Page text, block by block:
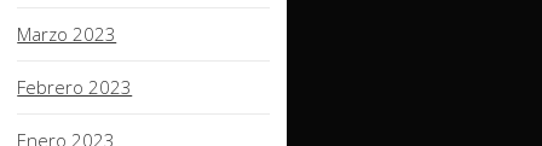
Marzo 2023
Febrero 2023
Enero 2023